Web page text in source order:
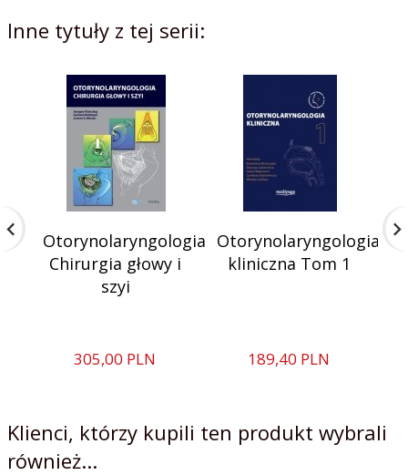
Inne tytuły z tej serii:
Otorynolaryngologia
Chirurgia głowy i
szyi
305,00 PLN
Otorynolaryngologia
kliniczna Tom 1
189,40 PLN
Klienci, którzy kupili ten produkt wybrali
również...